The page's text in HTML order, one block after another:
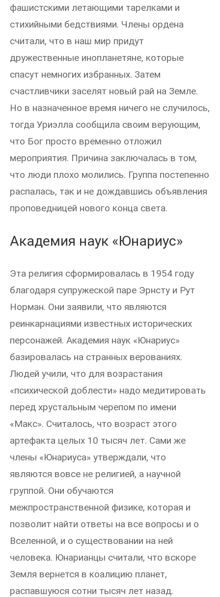
фашистскими летающими тарелками и
стихийными бедствиями. Члены ордена
считали, что в наш мир придут
дружественные инопланетяне, которые
спасут немногих избранных. Затем
счастливчики заселят новый рай на Земле.
Но в назначенное время ничего не случилось,
тогда Уриэлла сообщила своим верующим,
что Бог просто временно отложил
мероприятия. Причина заключалась в том,
что люди плохо молились. Группа постепенно
распалась, так и не дождавшись объявления
проповедницей нового конца света.
Академия наук «Юнариус»
Эта религия сформировалась в 1954 году
благодаря супружеской паре Эрнсту и Рут
Норман. Они заявили, что являются
реинкарнациями известных исторических
персонажей. Академия наук «Юнариус»
базировалась на странных верованиях.
Людей учили, что для возрастания
«психической доблести» надо медитировать
перед хрустальным черепом по имени
«Макс». Считалось, что возраст этого
артефакта целых 10 тысяч лет. Сами же
члены «Юнариуса» утверждали, что
являются вовсе не религией, а научной
группой. Они обучаются
межпространственной физике, которая и
позволит найти ответы на все вопросы и о
Вселенной, и о существовании на ней
человека. Юнарианцы считали, что вскоре
Земля вернется в коалицию планет,
распавшуюся сотни тысяч лет назад.